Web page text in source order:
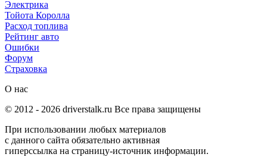
Электрика
Тойота Королла
Расход топлива
Рейтинг авто
Ошибки
Форум
Страховка
О нас
© 2012 - 2026 driverstalk.ru Все права защищены
При использовании любых материалов
с данного сайта обязательно активная
гиперссылка на страницу-источник информации.